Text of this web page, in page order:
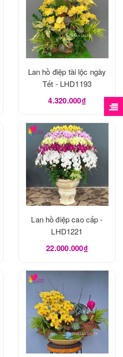
Lan hồ điệp tài lộc ngày
Tết - LHD1193
4.320.000₫
Lan hồ điệp cao cấp -
LHD1221
22.000.000₫